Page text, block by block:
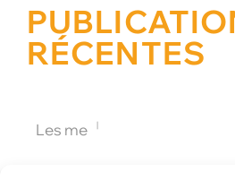
RÉCENTES
Les meilleures animat
Quel spectacle original pour
événement d’entreprise à
Pourquoi le verre influence
du champagne ?